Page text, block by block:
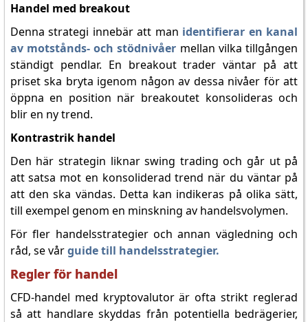
Handel med breakout
Denna strategi innebär att man identifierar en kanal
av motstånds- och stödnivåer mellan vilka tillgången
ständigt pendlar. En breakout trader väntar på att
priset ska bryta igenom någon av dessa nivåer för att
öppna en position när breakoutet konsolideras och
blir en ny trend.
Kontrastrik handel
Den här strategin liknar swing trading och går ut på
att satsa mot en konsoliderad trend när du väntar på
att den ska vändas. Detta kan indikeras på olika sätt,
till exempel genom en minskning av handelsvolymen.
För fler handelsstrategier och annan vägledning och
råd, se vårguide till handelsstrategier.
Regler för handel
CFD-handel med kryptovalutor är ofta strikt reglerad
så att handlare skyddas från potentiella bedrägerier,